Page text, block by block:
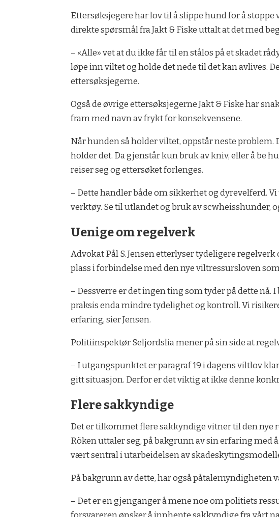
Ettersøksjegere har lov til å slippe hund for å
direkte spørsmål fra Jakt & Fiske uttalt at det med
– «Alle» vet at du ikke får til en stålos på et skadet
løpe inn viltet og holde det nede til det kan avlives.
ettersøksjegerne.
Også de øvrige ettersøksjegerne Jakt & Fiske har
fram med navn av frykt for konsekvensene.
Når hunden så holder viltet, oppstår neste
holder det. Da gjenstår kun bruk av kniv, eller å be
reiser seg og ettersøket forlenges.
– Dette handler både om sikkerhet og dyrevelferd.
verktøy. Se til utlandet og bruk av scwheisshunder,
Uenige om regelverk
Advokat Pål S. Jensen etterlyser tydeligere
plass i forbindelse med den nye viltressursloven
– Dessverre er det ingen ting som tyder på dette
praksis enda mindre tydelighet og kontroll. Vi
erfaring, sier Jensen.
Politiinspektør Seljordslia mener på sin side at
– I utgangspunktet er paragraf 19 i dagens viltlov
gitt situasjon. Derfor er det viktig at ikke denne
Flere sakkyndige
Det er tilkommet flere sakkyndige vitner til den nye
Röken uttaler seg, på bakgrunn av sin erfaring med
vært sentral i utarbeidelsen av
På bakgrunn av dette, har også
– Det er en gjenganger å mene noe om politiets